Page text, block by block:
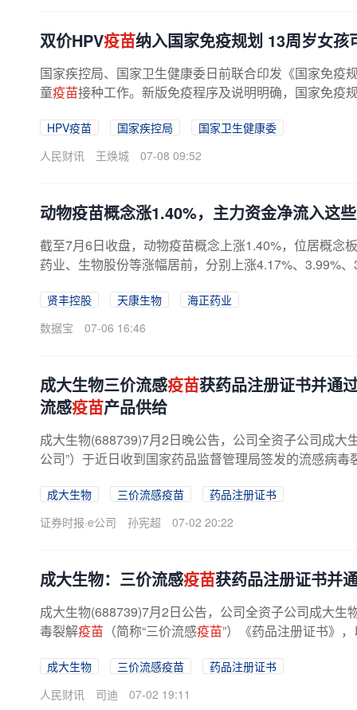
双价HPV疫苗纳入国家免疫规划 13周岁女孩
国家疾控局、国家卫生健康委日前联合印发《国家免疫
童疫苗接种工作。新版免疫程序及说明明确，国家免疫
HPV疫苗 国家疾控局
国家卫生健康委
人民财讯
王焕城 07-08 09:52
动物疫苗概念涨1.40%，主力资金净流入这
截至7月6日收盘，动物疫苗概念上涨1.40%，位居概念
药业、生物股份等涨幅居前，分别上涨4.17%、3.99%
贤丰控股 天康生物
海正药业
数据宝
07-06 16:46
成大生物三价流感疫苗获药品注册证书并通
流感疫苗产品供给
成大生物(688739)7月2日晚公告，公司全资子公司成大
公司”）于近日收到国家药品监督管理局签发的流感病毒
成大生物 三价流感疫苗
药品注册证书
证券时报·e公司
孙宪超 07-02 20:22
成大生物：三价流感疫苗获药品注册证书并
成大生物(688739)7月2日公告，公司全资子公司成大
毒裂解疫苗 （简称“三价流感疫苗”）《药品注册证书》
成大生物 三价流感疫苗
药品注册证书
人民财讯
司迪 07-02 19:11